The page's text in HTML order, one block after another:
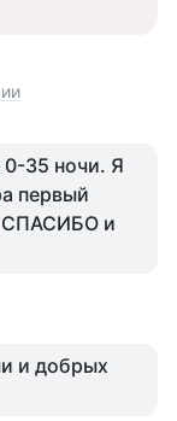
35 ночи. Я
первый
СПАСИБО и
и добрых